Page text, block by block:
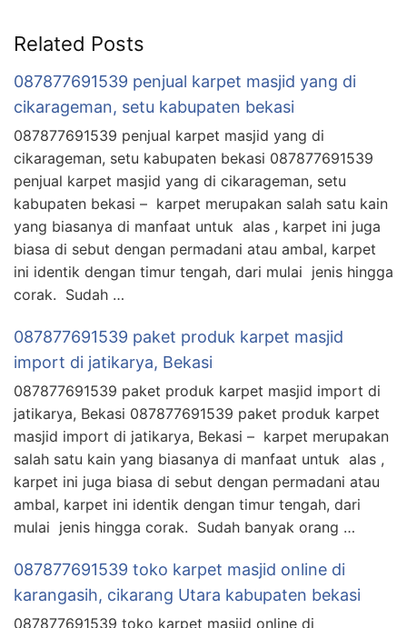
Related Posts
087877691539 penjual karpet masjid yang di
cikarageman, setu kabupaten bekasi
087877691539 penjual karpet masjid yang di
cikarageman, setu kabupaten bekasi 087877691539
penjual karpet masjid yang di cikarageman, setu
kabupaten bekasi – karpet merupakan salah satu kain
yang biasanya di manfaat untuk alas , karpet ini juga
biasa di sebut dengan permadani atau ambal, karpet
ini identik dengan timur tengah, dari mulai jenis hingga
corak. Sudah …
087877691539 paket produk karpet masjid
import di jatikarya, Bekasi
087877691539 paket produk karpet masjid import di
jatikarya, Bekasi 087877691539 paket produk karpet
masjid import di jatikarya, Bekasi – karpet merupakan
salah satu kain yang biasanya di manfaat untuk alas ,
karpet ini juga biasa di sebut dengan permadani atau
ambal, karpet ini identik dengan timur tengah, dari
mulai jenis hingga corak. Sudah banyak orang …
087877691539 toko karpet masjid online di
karangasih, cikarang Utara kabupaten bekasi
087877691539 toko karpet masjid online di